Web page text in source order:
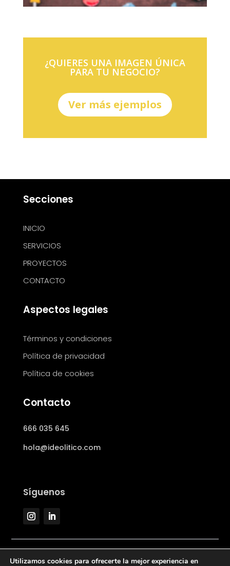
¿QUIERES UNA IMAGEN ÚNICA
PARA TU NEGOCIO?
Ver más ejemplos
Secciones
INICIO
SERVICIOS
PROYECTOS
CONTACTO
Aspectos legales
Términos y condiciones
Política de privacidad
Política de cookies
Contacto
666 035 645
hola@ideolitico.com
Síguenos
Utilizamos cookies para ofrecerte la mejor experiencia en